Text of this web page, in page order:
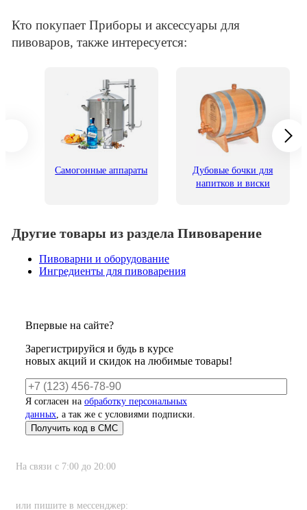
Кто покупает Приборы и аксессуары для
пивоваров, также интересуется:
Самогонные аппараты
Дубовые бочки для
напитков и виски
Другие товары из раздела Пивоварение
Пивоварни и оборудование
Ингредиенты для пивоварения
Впервые на сайте?
Зарегистрируйся и будь в курсе
новых акций и скидок на любимые товары!
Я согласен на обработку персональных
данных , а так же с условиями подписки.
На связи с 7:00 до 20:00
или пишите в мессенджер: